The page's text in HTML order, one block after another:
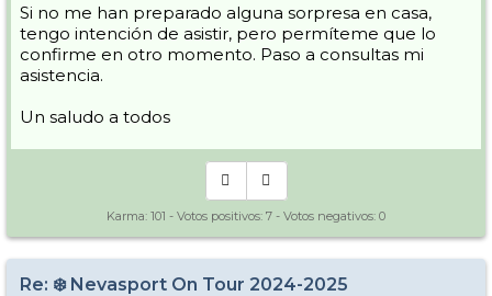
Si no me han preparado alguna sorpresa en casa,
tengo intención de asistir, pero permíteme que lo
confirme en otro momento. Paso a consultas mi
asistencia.
Un saludo a todos
Karma: 101 - Votos positivos: 7 - Votos negativos: 0
Re: ❄️ Nevasport On Tour 2024-2025